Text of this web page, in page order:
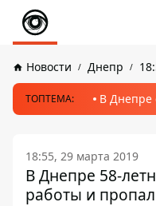
Новости Днепр
ТОПТЕМА: В Днепре
18:55, 29 марта 2019
В Днепре 58-
работы и пропал